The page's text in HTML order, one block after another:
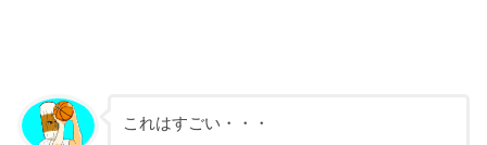
これはすごい・・・